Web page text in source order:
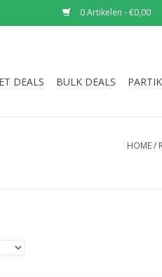
0 Artikelen - €0,00
DEALS BULK DEALS
HOME/